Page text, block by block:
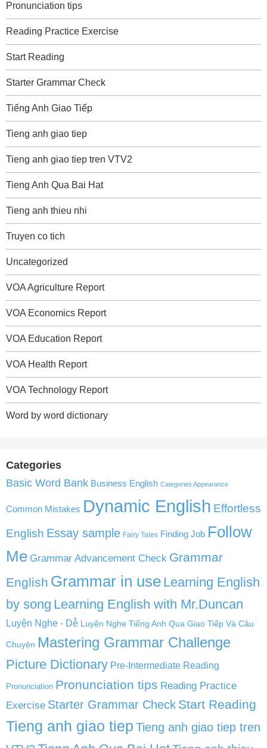
Pronunciation tips
Reading Practice Exercise
Start Reading
Starter Grammar Check
Tiếng Anh Giao Tiếp
Tieng anh giao tiep
Tieng anh giao tiep tren VTV2
Tieng Anh Qua Bai Hat
Tieng anh thieu nhi
Truyen co tich
Uncategorized
VOA Agriculture Report
VOA Economics Report
VOA Education Report
VOA Health Report
VOA Technology Report
Word by word dictionary
Categories
Basic Word Bank Business English Categories Appearance
Common Mistakes Dynamic English Effortless
English Essay sample Fairy Tales Finding Job Follow
Me Grammar Advancement Check Grammar
English Grammar in use Learning English
by song Learning English with Mr.Duncan
Luyện Nghe - Dễ Luyện Nghe Tiếng Anh Qua Giao Tiếp Và Câu
Chuyện Mastering Grammar Challenge
Picture Dictionary Pre-Intermediate Reading
Pronunciation Pronunciation tips Reading Practice
Exercise Starter Grammar Check Start Reading
Tieng anh giao tiep Tieng anh giao tiep tren